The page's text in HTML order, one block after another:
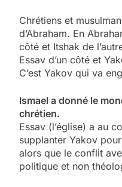
Chrétiens et
d’Abraham. En
côté et Itshak de
Essav d’un côté et
C’est Yakov qui va
Ismael a donné le
chrétien.
Essav (l’église) a au
supplanter Yakov
alors que le conflit
politique et non